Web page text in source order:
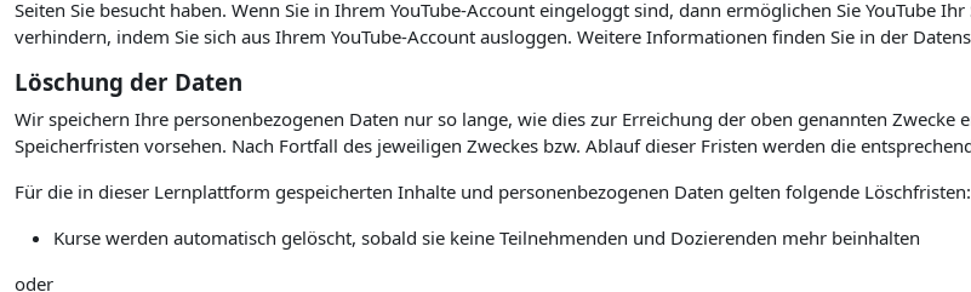
Seiten Sie besucht haben. Wenn Sie in Ihrem YouTube-Account eingeloggt sind, dann ermöglichen Sie YouTube
verhindern, indem Sie sich aus Ihrem YouTube-Account ausloggen. Weitere Informationen finden Sie in der
Löschung der Daten
Wir speichern Ihre personenbezogenen Daten nur so lange, wie dies zur Erreichung der oben genannten
Speicherfristen vorsehen. Nach Fortfall des jeweiligen Zweckes bzw. Ablauf dieser Fristen werden die
Für die in dieser Lernplattform gespeicherten Inhalte und personenbezogenen Daten gelten folgende Löschfristen:
Kurse werden automatisch gelöscht, sobald sie keine Teilnehmenden und Dozierenden mehr beinhalten
oder